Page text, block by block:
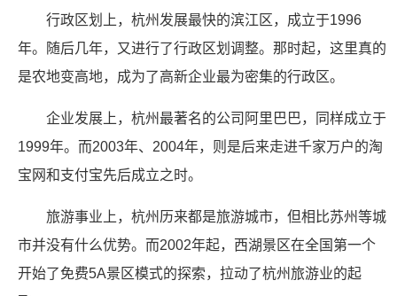
行政区划上，杭州发展最快的滨江区，成立于1996
年。随后几年，又进行了行政区划调整。那时起，这里真的
是农地变高地，成为了高新企业最为密集的行政区。
企业发展上，杭州最著名的公司阿里巴巴，同样成立于
1999年。而2003年、2004年，则是后来走进千家万户的淘
宝网和支付宝先后成立之时。
旅游事业上，杭州历来都是旅游城市，但相比苏州等城
市并没有什么优势。而2002年起，西湖景区在全国第一个
开始了免费5A景区模式的探索，拉动了杭州旅游业的起